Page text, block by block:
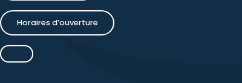
Horaires d’ouverture